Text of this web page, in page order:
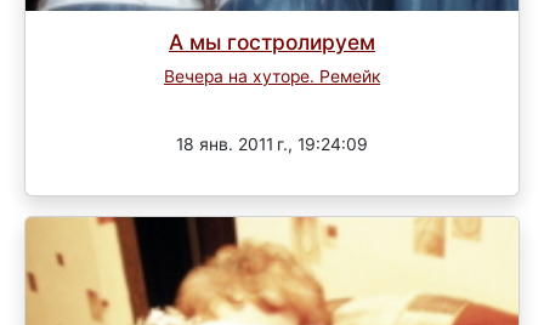
А мы гостролируем
Вечера на хуторе. Ремейк
18 янв. 2011 г., 19:24:09